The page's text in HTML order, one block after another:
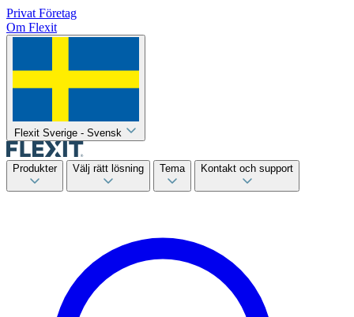
Privat Företag
Om Flexit
Flexit Sverige - Svensk
Produkter Välj rätt lösning Tema Kontakt och support